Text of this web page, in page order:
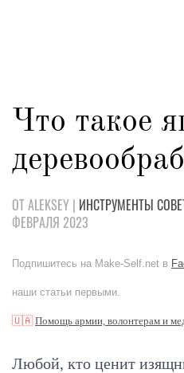
Что такое
ОТ ALEKSEY | ИНСТРУМЕНТЫ
ФЕВРАЛЯ 2023
Подпишитесь на Make-Self.net в
наши статьи первыми.
🇺🇦Помощь армии, волонтерам и
Любой, кто ценит